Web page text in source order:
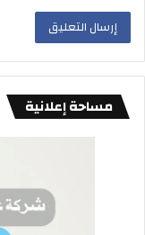
مساحة إعلانية